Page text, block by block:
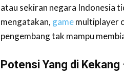
atau sekiran negara Indonesia
mengatakan, gamemultiplayer
pengembang tak mampu
Potensi Yang di